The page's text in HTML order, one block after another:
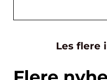
Les flere